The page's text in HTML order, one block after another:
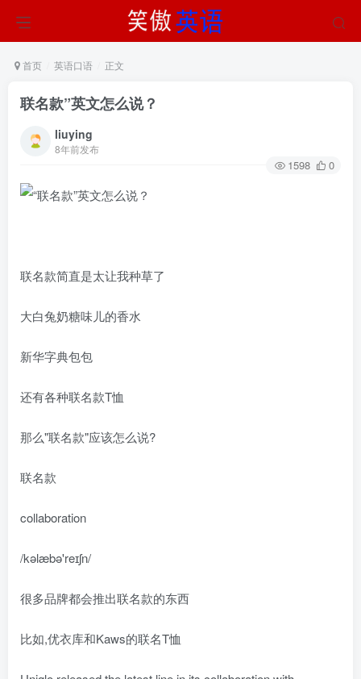
首页 英语口语 正文
联名款”英文怎么说？
liuying
8年前发布
1598 0
联名款简直是太让我种草了
大白兔奶糖味儿的香水
新华字典包包
还有各种联名款T恤
那么"联名款"应该怎么说?
联名款
collaboration
/kəlæbə'reɪʃn/
很多品牌都会推出联名款的东西
比如,优衣库和Kaws的联名T恤